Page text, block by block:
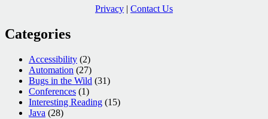
Privacy | Contact Us
Categories
Accessibility (2)
Automation (27)
Bugs in the Wild (31)
Conferences (1)
Interesting Reading (15)
Java (28)